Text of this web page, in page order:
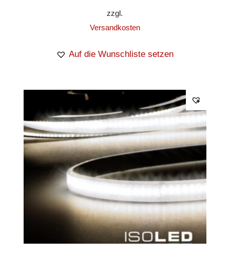
zzgl.
Versandkosten
Auf die Wunschliste setzen